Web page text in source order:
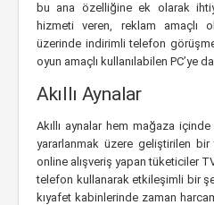
bu ana özelliğine ek olarak
hizmeti veren, reklam amaçlı
üzerinde indirimli telefon
oyun amaçlı kullanılabilen PC’ye
Akıllı Aynalar
Akıllı aynalar hem mağaza
yararlanmak üzere geliştirilen
online alışveriş yapan tüketiciler
telefon kullanarak etkileşimli bir
kıyafet kabinlerinde zaman